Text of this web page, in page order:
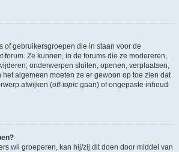
of gebruikersgroepen die in staan voor de
forum. Ze kunnen, in de forums die ze modereren,
onderwerpen sluiten, openen, verplaatsen,
algemeen moeten ze er gewoon op toe zien dat
afwijken (off-topic gaan) of ongepaste inhoud
wil groeperen, kan hij/zij dit doen door middel van